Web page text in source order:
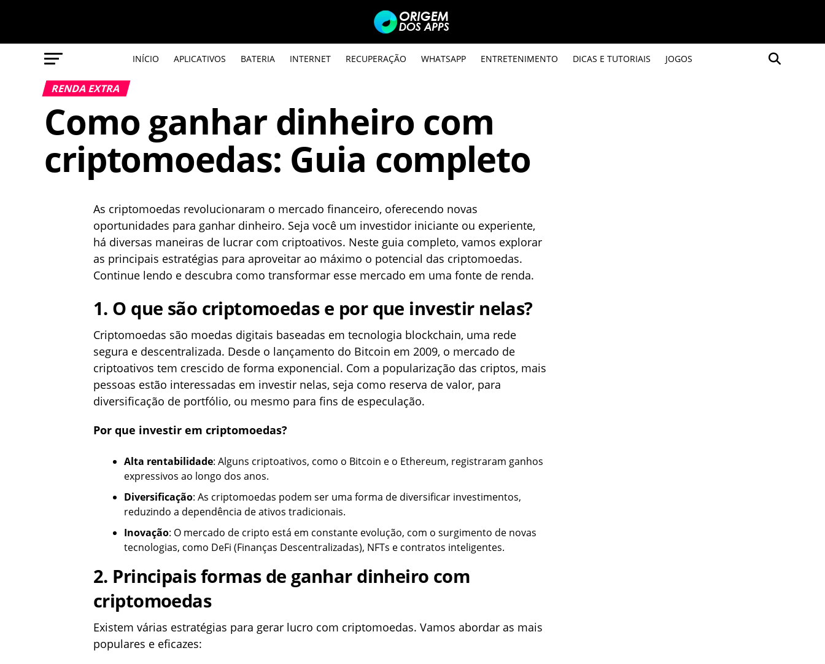
INÍCIO APLICATIVOS BATERIA INTERNET RECUPERAÇÃO WHATSAPP ENTRETENIMENTO DICAS E TUTORIAIS JOGOS
RENDA EXTRA
Como ganhar dinheiro com
criptomoedas: Guia completo
As criptomoedas revolucionaram o mercado financeiro, oferecendo novas
oportunidades para ganhar dinheiro. Seja você um investidor iniciante ou experiente,
há diversas maneiras de lucrar com criptoativos. Neste guia completo, vamos explorar
as principais estratégias para aproveitar ao máximo o potencial das criptomoedas.
Continue lendo e descubra como transformar esse mercado em uma fonte de renda.
1. O que são criptomoedas e por que investir nelas?
Criptomoedas são moedas digitais baseadas em tecnologia blockchain, uma rede
segura e descentralizada. Desde o lançamento do Bitcoin em 2009, o mercado de
criptoativos tem crescido de forma exponencial. Com a popularização das criptos, mais
pessoas estão interessadas em investir nelas, seja como reserva de valor, para
diversificação de portfólio, ou mesmo para fins de especulação.
Por que investir em criptomoedas?
Alta rentabilidade: Alguns criptoativos, como o Bitcoin e o Ethereum, registraram ganhos
expressivos ao longo dos anos.
Diversificação: As criptomoedas podem ser uma forma de diversificar investimentos,
reduzindo a dependência de ativos tradicionais.
Inovação: O mercado de cripto está em constante evolução, com o surgimento de novas
tecnologias, como DeFi (Finanças Descentralizadas), NFTs e contratos inteligentes.
2. Principais formas de ganhar dinheiro com
criptomoedas
Existem várias estratégias para gerar lucro com criptomoedas. Vamos abordar as mais
populares e eficazes: